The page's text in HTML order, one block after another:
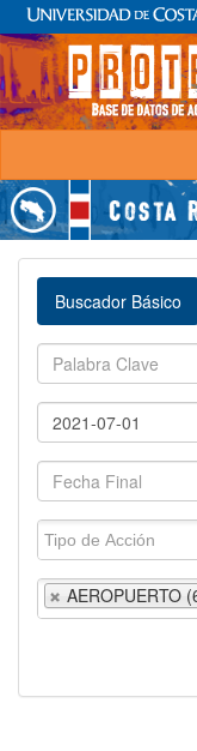
Buscador Básico
AEROPUERTO